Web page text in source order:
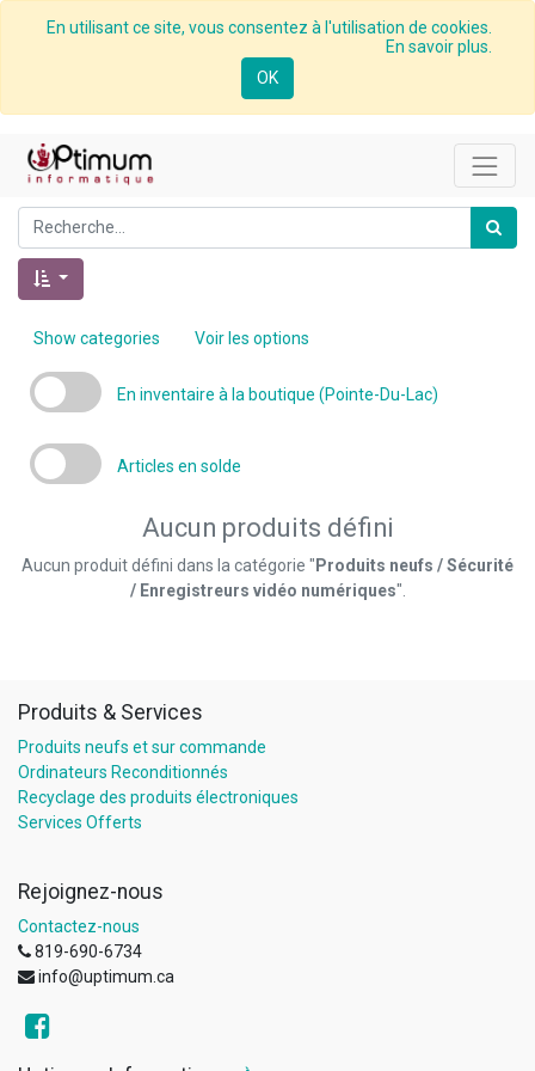
En utilisant ce site, vous consentez à l'utilisation de cookies.
En savoir plus.
OK
Show categories Voir les options
En inventaire à la boutique (Pointe-Du-Lac)
Articles en solde
Aucun produits défini
Aucun produit défini dans la catégorie " Produits neufs / Sécurité
/ Enregistreurs vidéo numériques".
Produits & Services
Produits neufs et sur commande
Ordinateurs Reconditionnés
Recyclage des produits électroniques
Services Offerts
Rejoignez-nous
Contactez-nous
819-690-6734
info@uptimum.ca